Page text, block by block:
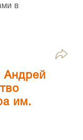
в
Андрей
им.